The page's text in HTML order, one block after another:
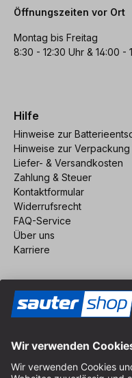
Öffnungszeiten vor Ort
Montag bis Freitag
8:30 - 12:30 Uhr & 14:00 -
Hilfe
Hinweise zur
Hinweise zur Verpackung
Liefer- & Versandkosten
Zahlung & Steuer
Kontaktformular
Widerrufsrecht
FAQ-Service
Über uns
Karriere